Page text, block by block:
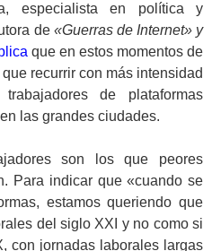
especialista en política y
de «Guerras de Internet» y
que en estos momentos de
recurrir con más intensidad
de plataformas
las grandes ciudades.
son los que peores
Para indicar que «cuando se
estamos queriendo que
del siglo XXI y no como si
con jornadas laborales largas